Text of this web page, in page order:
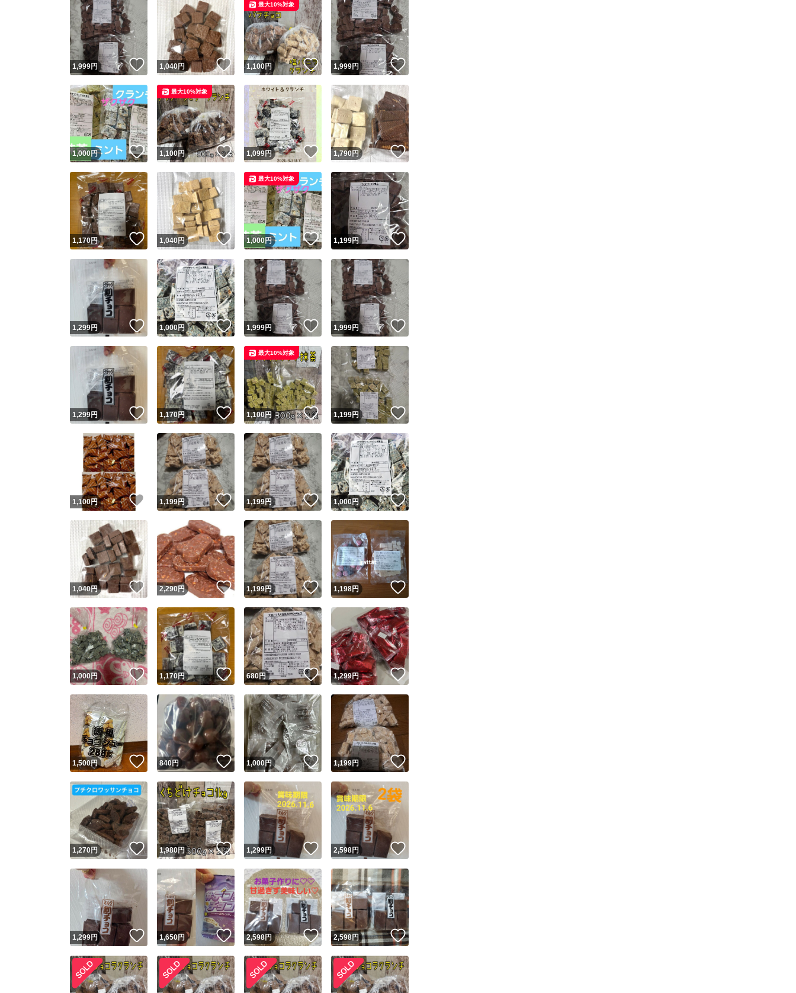
ユーザーの実績について
Yahoo!フリマが定めた一定の基準を満たしたユーザーにバッジを付与しています
安心取引出品者
安心取引出品者 Yahoo!フリマの基準をクリアした安心・安全なユーザーです
取引実績
取引実績◯+ このユーザーはYahoo!フリマの取引を完了させた実績があります
他フリマ実績◯+ このユーザーは他フリマサービスでの取引実績があります
スピード&安心発送
※このバッジは実績に基づく表示であり、発送を保証しているものではありません
スピード＆安心発送
このユーザーは高頻度で24時間以内＆設定した発送日数内に発送してい
ます
スピード発送 このユーザーは高頻度で24時間以内に発送しています
安心発送 このユーザーは設定した発送日数内に発送しています
この商品の情報をコピーします
商品画像の 無断転載は禁止されています
コピーは1商品につき1回です
出品ページへ
キャンセル
1,999円 いいね！
1,040円 いいね！
1,100円 いいね！
最大10%対象
1,999円 いいね！
1,000円 いいね！
1,100円 いいね！
最大10%対象
1,099円 いいね！
1,790円 いいね！
1,170円 いいね！
1,040円 いいね！
1,000円 いいね！
最大10%対象
1,199円 いいね！
1,299円 いいね！
1,000円 いいね！
1,999円 いいね！
1,999円
1,299円 いいね！
1,170円 いいね！
1,100円 いいね！
最大10%対象
1,199円 いいね！
1,100円 いいね！
1,199円 いいね！
1,199円 いいね！
1,000円 いいね！
1,040円 いいね！
2,290 円 いいね！
1,199円 いいね！
1,198円
1,000円 いいね！
1,170円 いいね！
680円 いいね！
1,299円 いいね！
1,500円 いいね！
840円 いいね！
1,000円 いいね！
1,199円 いいね！
1,270円 いいね！
1,980円 いいね！
1,299円 いいね！
2,598円
1,299円 いいね！
1,650円 いいね！
2,598円 いいね！
2,598円 いいね！